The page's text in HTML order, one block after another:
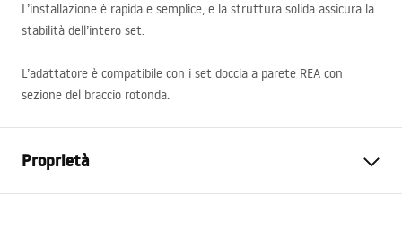
L’installazione è rapida e semplice, e la struttura solida assicura la
stabilità dell’intero set.
L’adattatore è compatibile con i set doccia a parete REA con
sezione del braccio rotonda.
Proprietà